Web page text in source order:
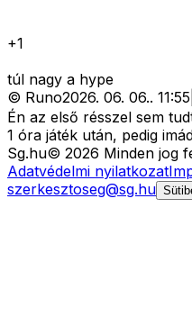
+1
túl nagy a hype
© Runo2026. 06. 06.. 11:55
Én az első résszel sem
1 óra játék után, pedig
Sg.hu© 2026 Minden jog
Adatvédelmi nyilatkozat
szerkesztoseg@sg.hu